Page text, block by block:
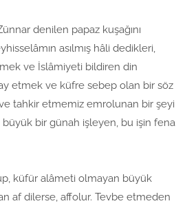
denilen papaz kuşağını
asılmış hâli dedikleri,
ve İslâmiyeti bildiren din
etmek ve küfre sebep olan bir söz
tahkir etmemiz emrolunan bir şeyi
büyük bir günah işleyen, bu işin fena
küfür alâmeti olmayan büyük
af dilerse, affolur. Tevbe etmeden